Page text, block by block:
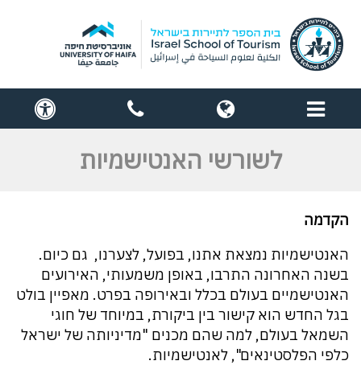
תפריט globe
contact
us
לשורשי האנטישמיות
הקדמה
האנטישמיות נמצאת אתנו, בפועל, לצערנו, גם כיום.
בשנה האחרונה התרבו, באופן משמעותי, האירועים
האנטישמיים בעולם בכלל ובאירופה בפרט. מאפיין בולט
בגל החדש הוא קישור בין ביקורת, במיוחד של חוגי
השמאל בעולם, למה שהם מכנים "מדיניותה של ישראל
כלפי הפלסטינאים", לאנטישמיות.